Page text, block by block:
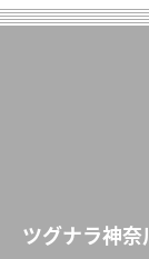
ツグナラ神奈